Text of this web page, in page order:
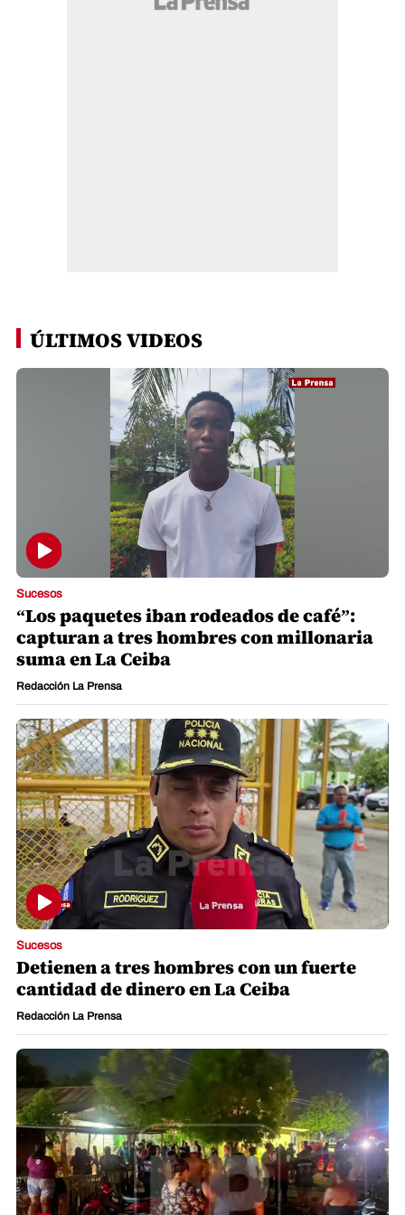
ÚLTIMOS VIDEOS
Sucesos
“Los paquetes iban rodeados de café”:
capturan a tres hombres con millonaria
suma en La Ceiba
Redacción La Prensa
Sucesos
Detienen a tres hombres con un fuerte
cantidad de dinero en La Ceiba
Redacción La Prensa